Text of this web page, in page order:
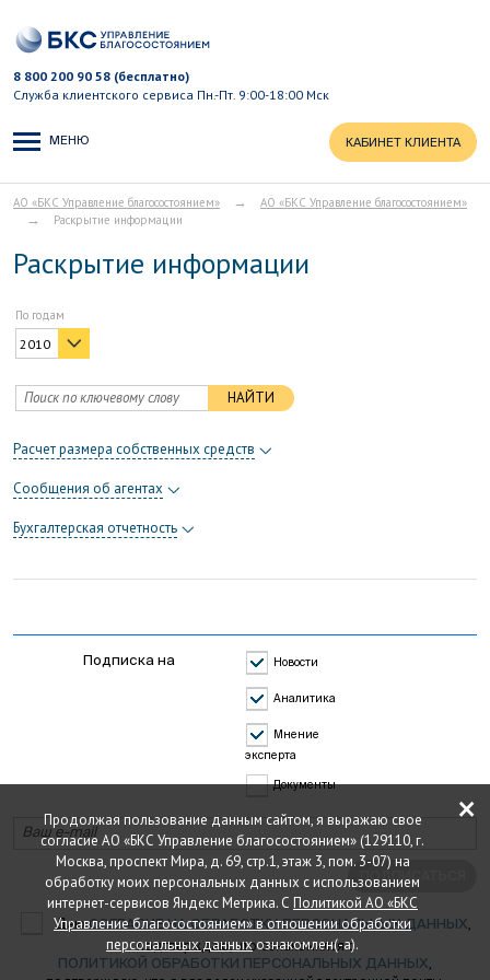
Продолжая пользование данным сайтом, я выражаю свое
согласие АО «БКС Управление благосостоянием» (129110, г.
Москва, проспект Мира, д. 69, стр.1, этаж 3, пом. 3-07) на
обработку моих персональных данных с использованием
интернет-сервисов Яндекс Метрика. С Политикой АО «БКС
Управление благосостоянием» в отношении обработки
персональных данныхознакомлен(-а).
×
8 800 200 90 58 (бесплатно)
Служба клиентского сервиса Пн.-Пт. 9:00-18:00 Мск
КАБИНЕТ КЛИЕНТА
МЕНЮ
АО «БКС Управление благосостоянием» → АО «БКС Управление благосостоянием»
→ Раскрытие информации
Раскрытие информации
По годам
2010
НАЙТИ
Расчет размера собственных средств
Сообщения об агентах
Бухгалтерская отчетность
Подписка на Новости
Аналитика
Мнение
эксперта
Документы
ПОДПИСАТЬСЯ
ДаюСОГЛАСИЕ НА ОБРАБОТКУ ПЕРСОНАЛЬНЫХ ДАННЫХ,
подтверждаю, что ознакомился с
ПОЛИТИКОЙ ОБРАБОТКИ ПЕРСОНАЛЬНЫХ ДАННЫХ,